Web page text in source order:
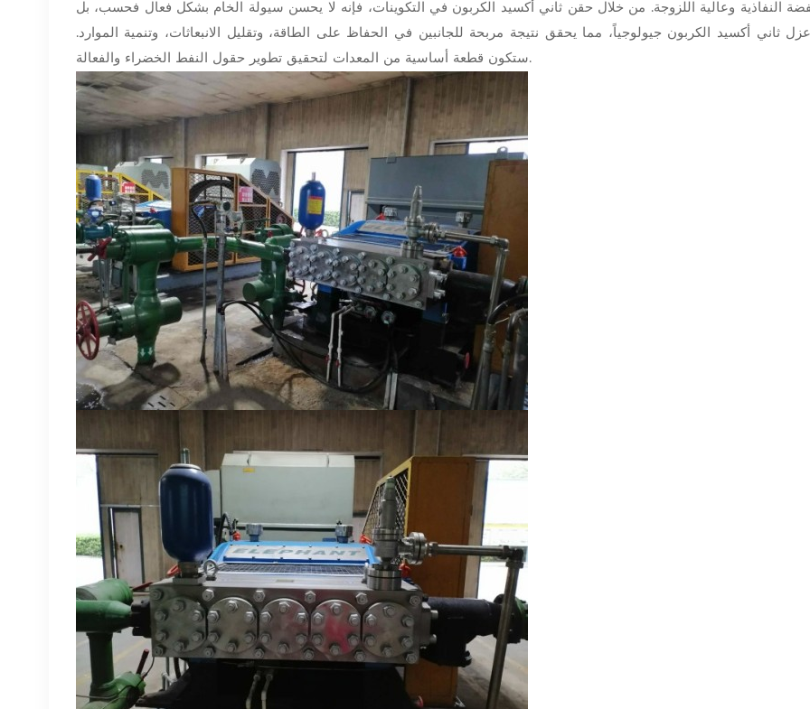
النفاذية وعالية اللزوجة. من خلال حقن ثاني أكسيد الكربون في التكوينات، فإنه لا يحسن سيولة الخام بشكل فعال فحسب، بل
ثاني أكسيد الكربون جيولوجياً، مما يحقق نتيجة مربحة للجانبين في الحفاظ على الطاقة، وتقليل الانبعاثات، وتنمية الموارد.
ستكون قطعة أساسية من المعدات لتحقيق تطوير حقول النفط الخضراء والفعالة.